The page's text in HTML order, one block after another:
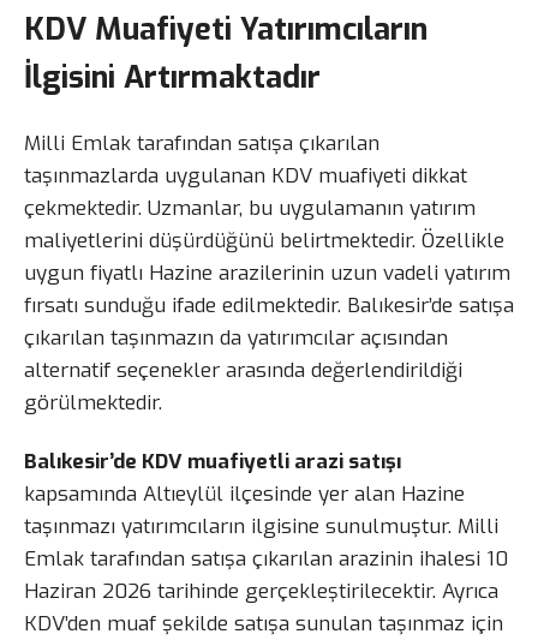
KDV Muafiyeti Yatırımcıların
İlgisini Artırmaktadır
Milli Emlak tarafından satışa çıkarılan
taşınmazlarda uygulanan KDV muafiyeti dikkat
çekmektedir. Uzmanlar, bu uygulamanın yatırım
maliyetlerini düşürdüğünü belirtmektedir. Özellikle
uygun fiyatlı Hazine arazilerinin uzun vadeli yatırım
fırsatı sunduğu ifade edilmektedir. Balıkesir’de satışa
çıkarılan taşınmazın da yatırımcılar açısından
alternatif seçenekler arasında değerlendirildiği
görülmektedir.
Balıkesir’de KDV muafiyetli arazi satışı
kapsamında Altıeylül ilçesinde yer alan Hazine
taşınmazı yatırımcıların ilgisine sunulmuştur. Milli
Emlak tarafından satışa çıkarılan arazinin ihalesi 10
Haziran 2026 tarihinde gerçekleştirilecektir. Ayrıca
KDV’den muaf şekilde satışa sunulan taşınmaz için